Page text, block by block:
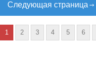
Следующая страница
1 2 3 4 5 6